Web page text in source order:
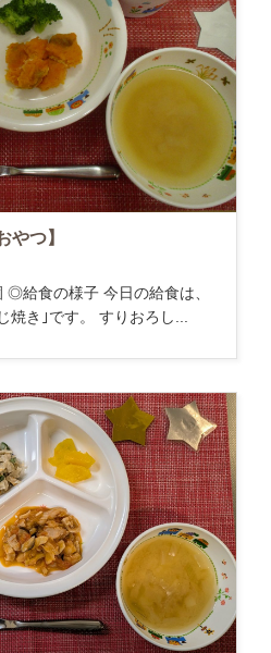
やつ】
給食の様子 今日の給食は、
焼き｣です。 すりおろし...